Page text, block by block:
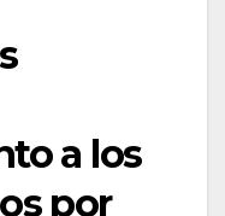
a los
por